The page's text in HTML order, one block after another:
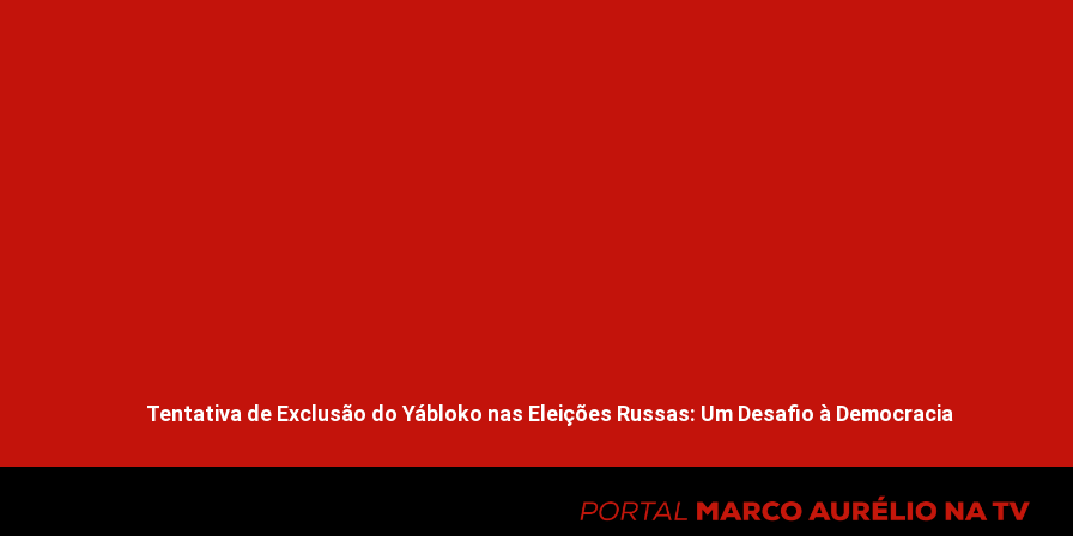
Tentativa de Exclusão do Yábloko nas Eleições Russas: Um Desafio à Democracia